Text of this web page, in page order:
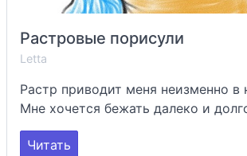
Растровые порисули
Letta
Растр приводит меня неизменно в
Мне хочется бежать далеко и
Читать